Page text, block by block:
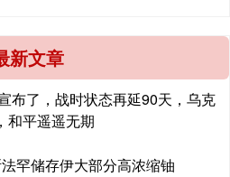
新文章
布了，战时状态再延90天，乌克
和平遥遥无期
罕储存伊大部分高浓缩铀